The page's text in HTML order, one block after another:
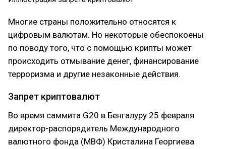
Многие страны положительно относятся к
цифровым валютам. Но некоторые обеспокоены
по поводу того, что с помощью крипты может
происходить отмывание денег, финансирование
терроризма и другие незаконные действия.
Запрет криптовалют
Во время саммита G20 в Бенгалуру 25 февраля
директор-распорядитель Международного
валютного фонда (МВФ) Кристалина Георгиева